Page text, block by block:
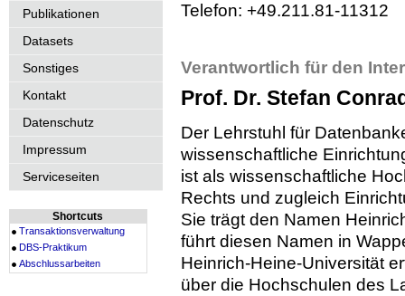
Publikationen
Datasets
Sonstiges
Kontakt
Datenschutz
Impressum
Serviceseiten
Shortcuts
Transaktionsverwaltung
DBS-Praktikum
Abschlussarbeiten
Telefon: +49.211.81-11312
Verantwortlich für den
Prof. Dr. Stefan
Der Lehrstuhl für
wissenschaftliche
ist als wissenschaftliche
Rechts und zugleich
Sie trägt den Namen
führt diesen Namen in
Heinrich-Heine-Universität
über die Hochschulen des